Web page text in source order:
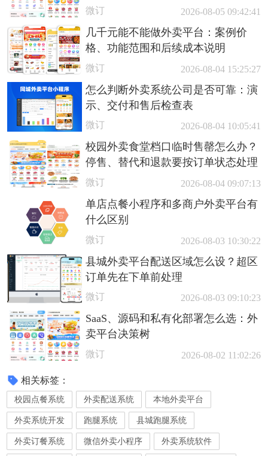
微订 2026-08-05 09:42:41
几千元能不能做外卖平台：案例价
格、功能范围和后续成本说明
微订 2026-08-04 15:25:27
怎么判断外卖系统公司是否可靠：演
示、交付和售后检查表
微订 2026-08-04 10:05:41
校园外卖食堂档口临时售罄怎么办？
停售、替代和退款要按订单状态处理
微订 2026-08-04 09:07:13
单店点餐小程序和多商户外卖平台有
什么区别
微订 2026-08-03 10:30:22
县城外卖平台配送区域怎么设？超区
订单先在下单前处理
微订 2026-08-03 09:10:23
SaaS、源码和私有化部署怎么选：外
卖平台决策树
微订 2026-08-02 11:02:26
相关标签：
校园点餐系统 外卖配送系统 本地外卖平台
外卖系统开发 跑腿系统 县城跑腿系统
外卖订餐系统 微信外卖小程序 外卖系统软件